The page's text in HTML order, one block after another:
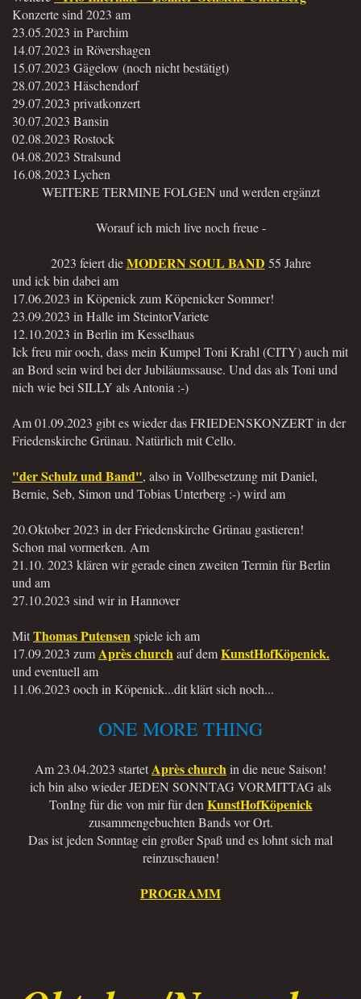
Konzerte sind 2023 am
23.05.2023 in Parchim
14.07.2023 in Rövershagen
15.07.2023 Gägelow (noch nicht bestätigt)
28.07.2023 Häschendorf
29.07.2023 privatkonzert
30.07.2023 Bansin
02.08.2023 Rostock
04.08.2023 Stralsund
16.08.2023 Lychen
WEITERE TERMINE FOLGEN und werden ergänzt
Worauf ich mich live noch freue -
2023 feiert dieMODERN SOUL BAND 55 Jahre
und ick bin dabei am
17.06.2023 in Köpenick zum Köpenicker Sommer!
23.09.2023 in Halle im SteintorVariete
12.10.2023 in Berlin im Kesselhaus
Ick freu mir ooch, dass mein Kumpel Toni Krahl (CITY) auch mit
an Bord sein wird bei der Jubiläumssause. Und das als Toni und
nich wie bei SILLY als Antonia :-)
Am 01.09.2023 gibt es wieder das FRIEDENSKONZERT in der
Friedenskirche Grünau. Natürlich mit Cello.
"der Schulz und Band", also in Vollbesetzung mit Daniel,
Bernie, Seb, Simon und Tobias Unterberg :-) wird am
20.Oktober 2023 in der Friedenskirche Grünau gastieren!
Schon mal vormerken. Am
21.10. 2023 klären wir gerade einen zweiten Termin für Berlin
und am
27.10.2023 sind wir in Hannover
MitThomas Putensenspiele ich am
17.09.2023 zumAprès churchauf demKunstHofKöpenick.
und eventuell am
11.06.2023 ooch in Köpenick...dit klärt sich noch...
ONE MORE THING
Am 23.04.2023 startetAprès churchin die neue Saison!
ich bin also wieder JEDEN SONNTAG VORMITTAG als
TonIng für die von mir für den KunstHofKöpenick
zusammengebuchten Bands vor Ort.
Das ist jeden Sonntag ein großer Spaß und es lohnt sich mal
reinzuschauen!
PROGRAMM